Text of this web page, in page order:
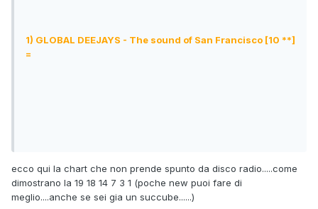
1) GLOBAL DEEJAYS - The sound of San Francisco [10 **]
=
ecco qui la chart che non prende spunto da disco radio.....come
dimostrano la 19 18 14 7 3 1 (poche new puoi fare di
meglio....anche se sei gia un succube......)